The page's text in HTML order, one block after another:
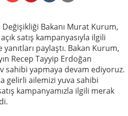
Bakanı Murat Kurum,
satış kampanyasıyla ilgili
paylaştı. Bakan Kurum,
Recep Tayyip Erdoğan
sahibi yapmaya devam ediyoruz.
gelirli ailemizi yuva sahibi
kampanyamızla ilgili merak